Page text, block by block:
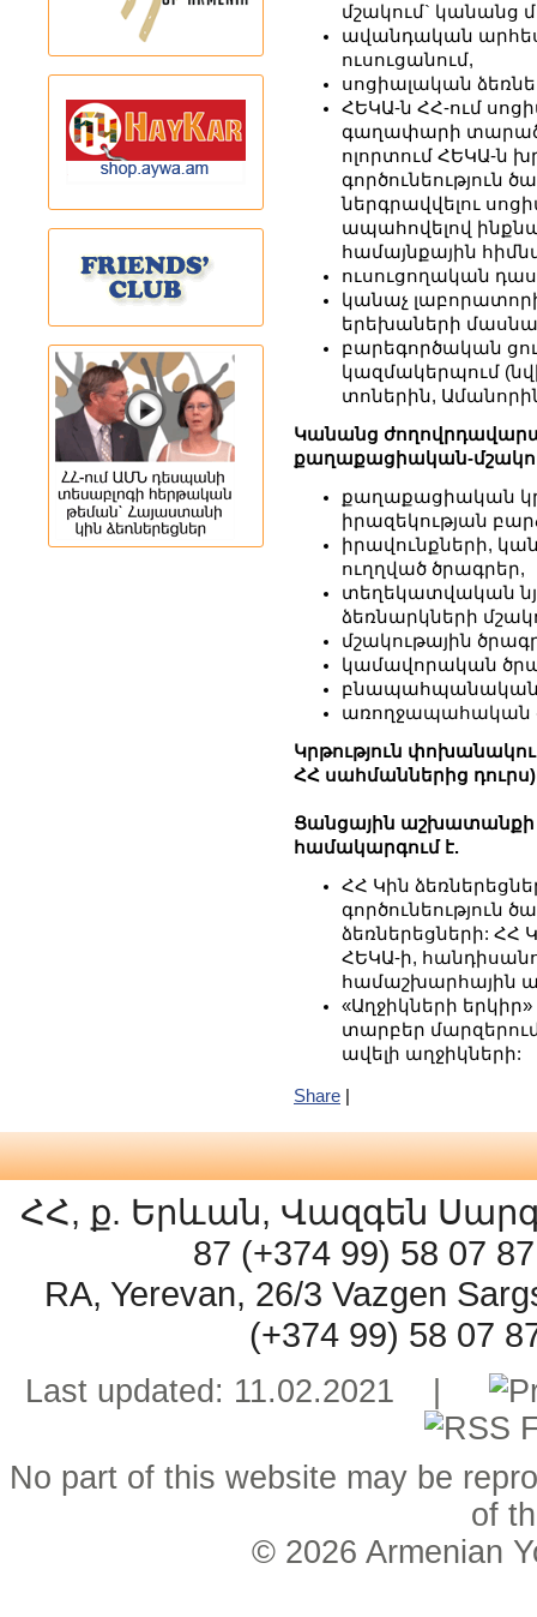
մշակում` կանանց
ավանդական
ուսուցանում,
սոցիալական
ՀԵԿԱ-ն ՀՀ-ում
գաղափարի
ոլորտում ՀԵԿԱ-ն
գործունեություն
ներգրավվելու
ապահովելով
համայնքային
ուսուցողական
կանաչ
երեխաների
բարեգործական
կազմակերպում
տոներին,
Կանանց
քաղաքացիական-
քաղաքացիական
իրազեկության
իրավունքների,
ուղղված ծրագրեր,
տեղեկատվական
ձեռնարկների
մշակութային
կամավորական
բնապահպանական
առողջապահական
Կրթություն
ՀՀ սահմաններից
Ցանցային աշխատանքի
համակարգում է.
ՀՀ Կին
գործունեություն
ձեռներեցների: ՀՀ
ՀԵԿԱ-ի,
համաշխարհային
«Աղջիկների
տարբեր
ավելի աղջիկների:
Share
ՀՀ, ք. Երևան, Վազգեն
87 (+374 99) 58 07
RA, Yerevan, 26/3 Vazgen
(+374 99) 58 07
Last updated: 11.02.2021 |
No part of this website may be
of
© 2026 Armenian